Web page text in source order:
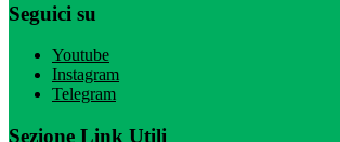
Seguici su
Youtube
Instagram
Telegram
Sezione Link Utili